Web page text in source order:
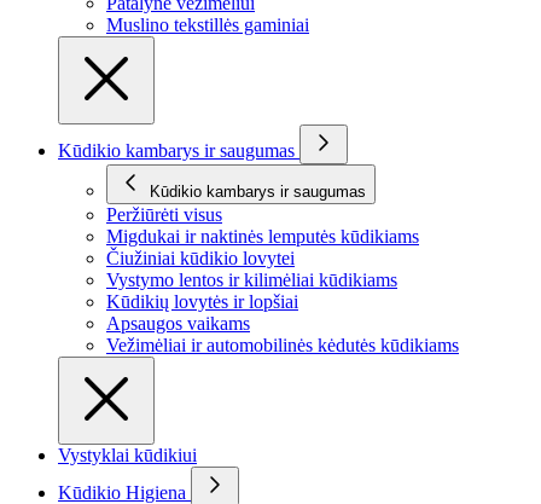
Muslino tekstillės gaminiai
Kūdikio kambarys ir saugumas
Kūdikio kambarys ir saugumas
Peržiūrėti visus
Migdukai ir naktinės lemputės kūdikiams
Čiužiniai kūdikio lovytei
Vystymo lentos ir kilimėliai kūdikiams
Kūdikių lovytės ir lopšiai
Apsaugos vaikams
Vežimėliai ir automobilinės kėdutės kūdikiams
Vystyklai kūdikiui
Kūdikio Higiena